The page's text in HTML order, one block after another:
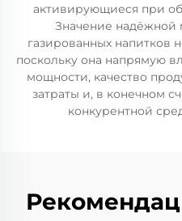
активирующиеся при
Значение
газированных напитков
поскольку она напрямую
мощности, качество
затраты и, в конечном
конкурентной